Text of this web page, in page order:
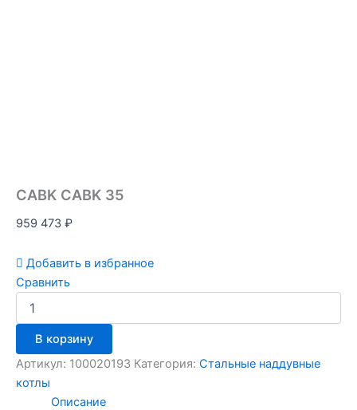
CABK CABK 35
959 473 ₽
Добавить в избранное
Сравнить
В корзину
Артикул: 100020193 Категория: Стальные наддувные
котлы
Описание